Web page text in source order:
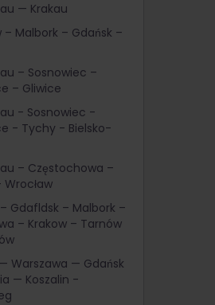
— Krakau
– Malbork – Gdańsk –
– Sosnowiec –
– Gliwice
- Sosnowiec -
- Tychy - Bielsko-
– Częstochowa –
Gdafldsk – Malbork –
– Krakow – Tarnów
Warszawa — Gdańsk
— Koszalin -